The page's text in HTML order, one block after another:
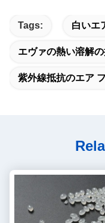
Tags: 白いエ
エヴァの熱い溶解の
紫外線抵抗のエア